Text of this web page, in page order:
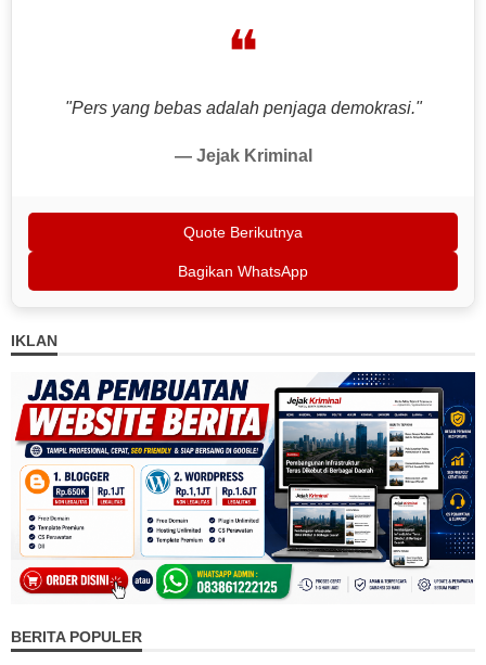
❝
"Pers yang bebas adalah penjaga demokrasi."
— Jejak Kriminal
Quote Berikutnya
Bagikan WhatsApp
IKLAN
BERITA POPULER